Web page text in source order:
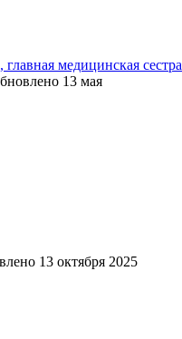
медицинская сестра
13 мая
13 октября 2025